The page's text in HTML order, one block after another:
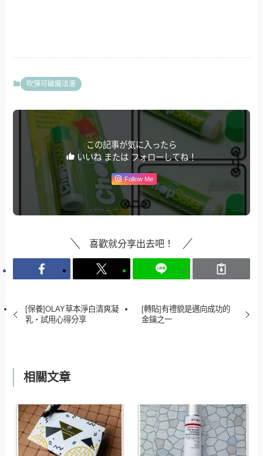
吹彈可破魔法液
この記事が気に入ったら
いいね または フォローしてね！
Follow Me
喜歡就分享出去吧！
[保養]OLAY草本淨白清爽凝
乳‧試用心得分享
[轉貼]有禮貌是邁向成功的
金鑰之一
相關文章